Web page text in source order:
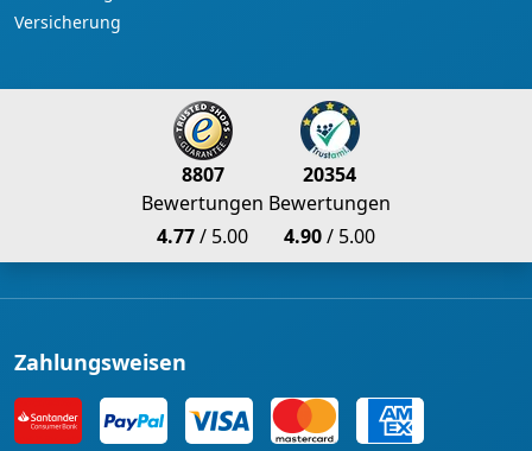
Versicherung
8807
Bewertungen
4.77/ 5.00
20354
Bewertungen
4.90/ 5.00
Zahlungsweisen